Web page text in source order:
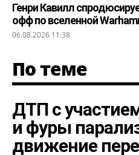
Генри Кавилл
офф по вселенной
06.08.2026 11:38
По теме
ДТП с
и фуры
движение